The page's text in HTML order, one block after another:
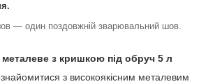
— один поздовжній зварювальний шов.
з кришкою під обруч 5 л
з високоякісним металевим